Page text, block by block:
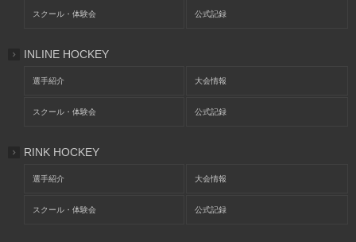
スクール・体験会 公式記録
INLINE HOCKEY
選手紹介 大会情報
スクール・体験会 公式記録
RINK HOCKEY
選手紹介 大会情報
スクール・体験会 公式記録